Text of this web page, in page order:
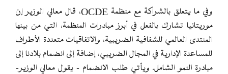
وفي ما يتعلق بالشراكة مع منظمة OCDE، قال معالي الوزير إن
موريتانيا تشارك بالفعل في أبرز مبادرات المنظمة، التي من بينها
المنتدى العالمي للشفافية الضريبية، والاتفاقيات متعددة الأطراف
للمساعدة الإدارية في المجال الضريبي، إضافة إلى انضمام بلادنا إلى
مبادرة النمو الشامل. ويأتي طلب الانضمام - يقول معالي الوزير-